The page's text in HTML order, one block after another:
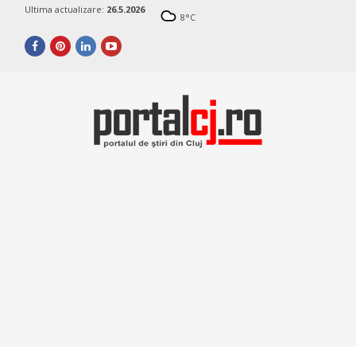
Ultima actualizare: 26.5.2026
8°C